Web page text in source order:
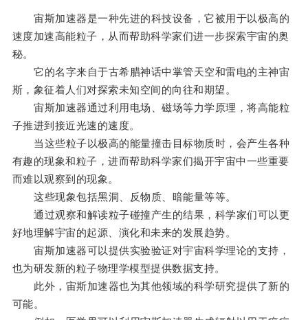
宙斯加速器是一种先进的科技设备，它被用于以极高的
速度加速高能粒子，从而帮助科学家们进一步探索宇宙的奥
秘。
它的名字来自于古希腊神话中掌管天空和雷电的主神宙
斯，象征着人们对探索未知空间的向往和期望。
宙斯加速器通过利用电场、磁场等力学原理，将高能粒
子推进到接近光速的速度。
当这些粒子以极高的能量撞击目标物质时，会产生各种
有趣的现象和粒子，进而帮助科学家们揭开宇宙中一些重要
而难以观察到的现象。
这些现象包括黑洞、反物质、暗能量等等。
通过观察和解读粒子碰撞产生的结果，科学家们可以更
好地理解宇宙的起源、演化和未来的发展趋势。
宙斯加速器可以提供实验验证对宇宙科学理论的支持，
也为研发新的粒子物理学模型提供数据支持。
此外，宙斯加速器也为其他领域的科学研究提供了新的
可能。